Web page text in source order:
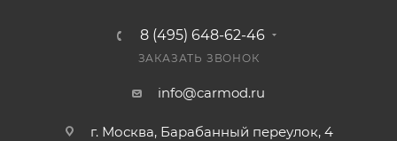
8 (495) 648-62-46
ЗАКАЗАТЬ ЗВОНОК
info@carmod.ru
г. Москва, Барабанный переулок, 4